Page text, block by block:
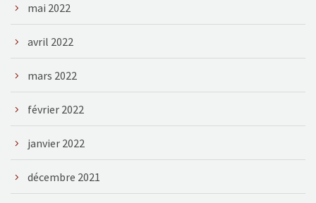
mai 2022
avril 2022
mars 2022
février 2022
janvier 2022
décembre 2021